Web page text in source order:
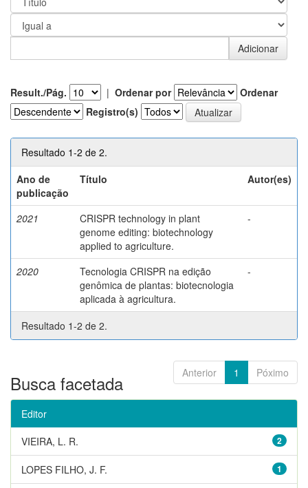
Result./Pág. | Ordenar por
Ordenar
Registro(s)
Resultado 1-2 de 2.
Ano de
publicação
Título Autor(es)
2021
CRISPR technology in plant
genome editing: biotechnology
applied to agriculture.
-
2020
Tecnologia CRISPR na edição
genômica de plantas: biotecnologia
aplicada à agricultura.
-
Resultado 1-2 de 2.
Anterior 1 Póximo
Busca facetada
Editor
2
VIEIRA, L. R.
1
LOPES FILHO, J. F.